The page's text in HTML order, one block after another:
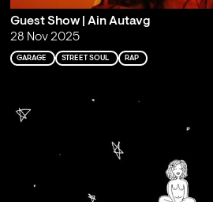
Guest Show | Ain Autavg
28 Nov 2025
GARAGE STREET SOUL RAP